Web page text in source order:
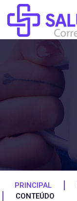
PRINCIPAL
CONTEÚDO